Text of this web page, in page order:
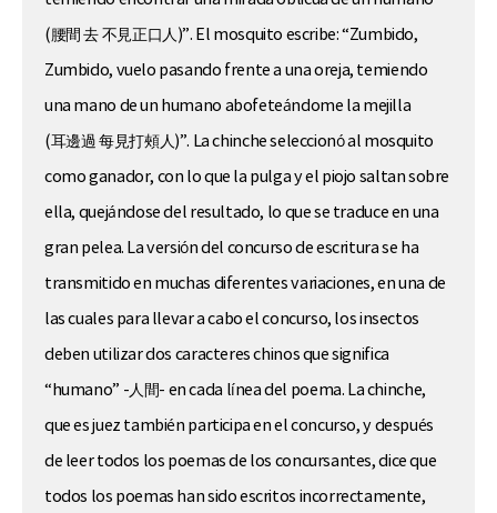
(腰間 去 不見正口人)”. El mosquito escribe: “Zumbido,
Zumbido, vuelo pasando frente a una oreja, temiendo
una mano de un humano abofeteándome la mejilla
(耳邊過 每見打頰人)”. La chinche seleccionó al mosquito
como ganador, con lo que la pulga y el piojo saltan sobre
ella, quejándose del resultado, lo que se traduce en una
gran pelea. La versión del concurso de escritura se ha
transmitido en muchas diferentes variaciones, en una de
las cuales para llevar a cabo el concurso, los insectos
deben utilizar dos caracteres chinos que significa
“humano” -人間- en cada línea del poema. La chinche,
que es juez también participa en el concurso, y después
de leer todos los poemas de los concursantes, dice que
todos los poemas han sido escritos incorrectamente,